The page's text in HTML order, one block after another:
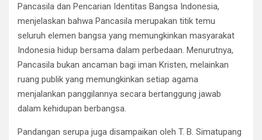
Pancasila dan Pencarian Identitas Bangsa Indonesia,
menjelaskan bahwa Pancasila merupakan titik temu
seluruh elemen bangsa yang memungkinkan masyarakat
Indonesia hidup bersama dalam perbedaan. Menurutnya,
Pancasila bukan ancaman bagi iman Kristen, melainkan
ruang publik yang memungkinkan setiap agama
menjalankan panggilannya secara bertanggung jawab
dalam kehidupan berbangsa.
Pandangan serupa juga disampaikan oleh T. B. Simatupang